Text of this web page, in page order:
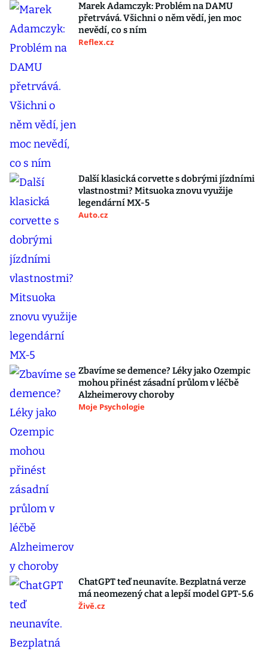
Marek Adamczyk: Problém na DAMU
přetrvává. Všichni o něm vědí, jen moc
nevědí, co s ním
Reflex.cz
Další klasická corvette s dobrými jízdními
vlastnostmi? Mitsuoka znovu využije
legendární MX-5
Auto.cz
Zbavíme se demence? Léky jako Ozempic
mohou přinést zásadní průlom v léčbě
Alzheimerovy choroby
Moje Psychologie
ChatGPT teď neunavíte. Bezplatná verze
má neomezený chat a lepší model GPT-5.6
Živě.cz